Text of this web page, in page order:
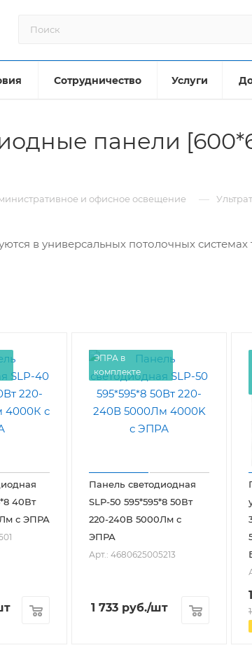
Сотрудничество Услуги
панели
и офисное освещение —
в универсальных потолочных
40Вт
с ЭПРА
ЭПРА в
комплекте
Панель светодиодная
SLP-50 595*595*8 50Вт
220-240В 5000Лм с
ЭПРА
Арт.: 4680625005213
1 733 руб./шт